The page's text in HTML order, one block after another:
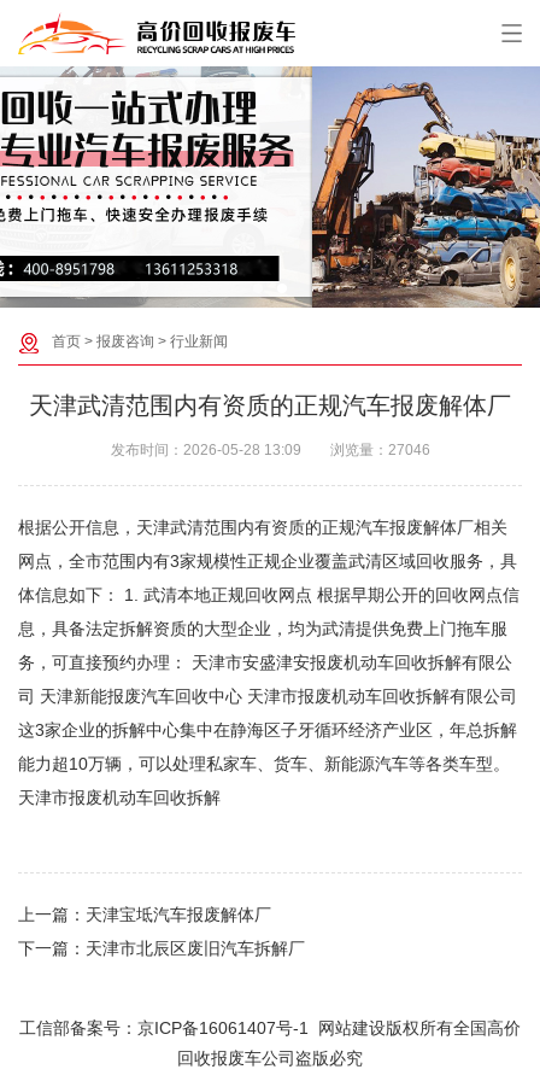
首页 > 报废咨询 > 行业新闻
天津武清范围内有资质的正规汽车报废解体厂
发布时间： 2026-05-28 13:09 浏览量： 27046
根据公开信息，‌天津武清范围内有资质的正规汽车报废解体厂相关
网点，全市范围内有3家规模性正规企业覆盖武清区域回收服务‌，具
体信息如下： 1. 武清本地正规回收网点 根据早期公开的回收网点信
息，具备法定拆解资质的大型企业，均为武清提供免费上门拖车服
务，可直接预约办理： ‌天津市安盛津安报废机动车回收拆解有限公
司‌ ‌天津新能报废汽车回收中心‌ ‌天津市报废机动车回收拆解有限公司‌
这3家企业的拆解中心集中在静海区子牙循环经济产业区，年总拆解
能力超10万辆，可以处理私家车、货车、新能源汽车等各类车型。
天津市报废机动车回收拆解
上一篇： 天津宝坻汽车报废解体厂
下一篇： 天津市北辰区废旧汽车拆解厂‌
工信部备案号： 京ICP备16061407号-1 网站建设版权所有全国高价
回收报废车公司盗版必究